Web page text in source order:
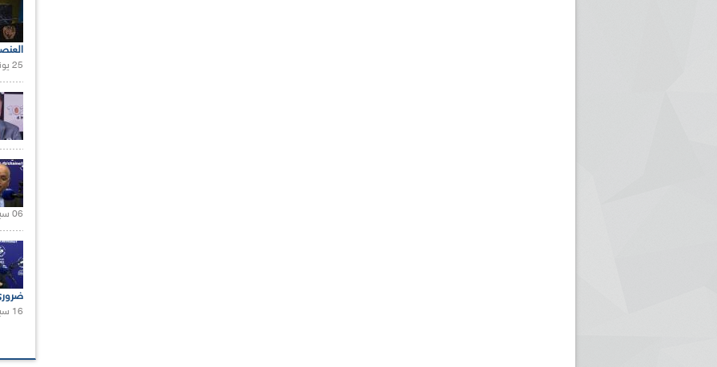
25 يونيو 2021 |
06 سبتمبر 2020 |
16 سبتمبر 2021 |